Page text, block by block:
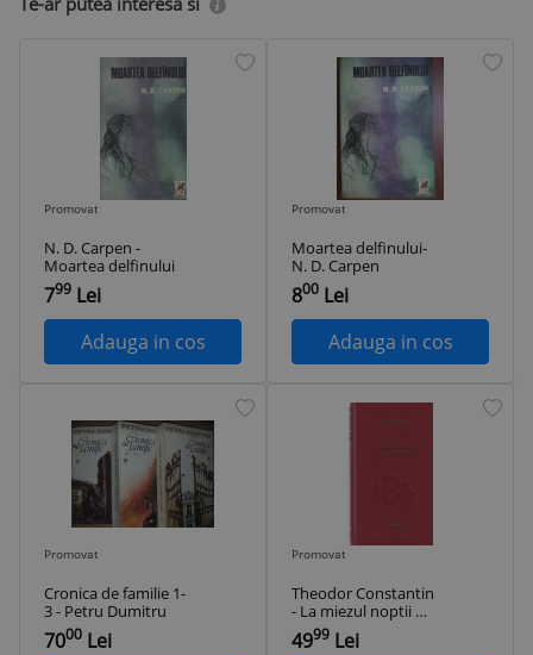
Promovat
N. D. Carpen -
Moartea delfinului
799 Lei
Adauga in cos
Promovat
Moartea delfinului-
N. D. Carpen
800 Lei
Adauga in cos
Promovat
Cronica de familie 1-
3 - Petru Dumitru
7000 Lei
Promovat
Theodor Constantin
- La miezul noptii va
cadea o stea (2012)
4999 Lei